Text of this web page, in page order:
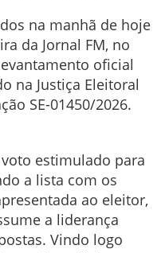
na manhã de hoje
da Jornal FM, no
oficial
na Justiça Eleitoral
SE-01450/2026.
estimulado para
a lista com os
ao eleitor,
a liderança
Vindo logo